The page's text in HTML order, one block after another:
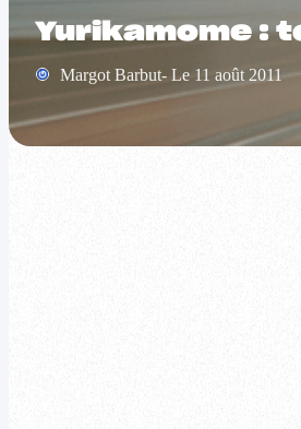
Yurikamome :
Margot Barbut- Le 11 août 2011